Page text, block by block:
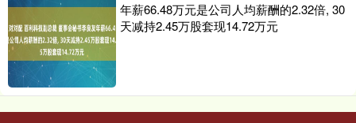
年薪66.48万元是公司人均薪酬的2.32倍, 30
天减持2.45万股套现14.72万元